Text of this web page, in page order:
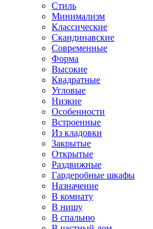
Стиль
Минимализм
Классические
Скандинавские
Современные
Форма
Высокие
Квадратные
Угловые
Низкие
Особенности
Встроенные
Из кладовки
Закрытые
Открытые
Раздвижные
Гардеробные шкафы
Назначение
В комнату
В нишу
В спальню